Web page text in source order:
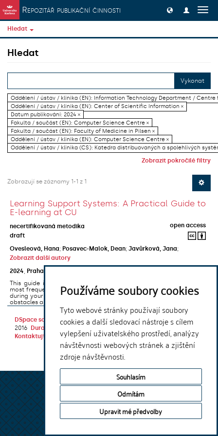
Používáme soubory cookies
Tyto webové stránky používají soubory
cookies a další sledovací nástroje s cílem
vylepšení uživatelského prostředí, analýzy
návštěvnosti webových stránek a zjištění
zdroje návštěvnosti.
Souhlasím
Odmítám
Upravit mé předvolby
Přeskočit na obsah
Repozitář publikační činnosti
Hledat
Hledat
Vykonat
Oddělení / ústav / klinika (EN): Information Technology Department / Centre
Oddělení / ústav / klinika (EN): Center of Scientific Information ×
Datum publikování: 2024 ×
Fakulta / součást (EN): Computer Science Centre ×
Fakulta / součást (EN): Faculty of Medicine in Pilsen ×
Oddělení / ústav / klinika (EN): Computer Science Centre ×
Oddělení / ústav / klinika (CS): Katedra distribuovaných a spolehlivých
Zobrazit pokročilé filtry
Zobrazují se záznamy 1-1 z 1
Learning Support Systems: A Practical Guide to
E-learning at CU
necertifikovaná metodika
open access
draft
Ovesleová, Hana; Posavec-Malok, Dean; Javůrková, Jana;
Zobrazit další autory
2024
Praha
This guide introduces the e-learning support tools that are used
most frequently at Charles University and that you may encounter
during your studies. It will also help you to avoid the most common
obstacles associated ...
DSpace softwarecopyright © 2002-
2016
DuraSpace
Kontaktujte nás |Vyjádření názoru
Theme by